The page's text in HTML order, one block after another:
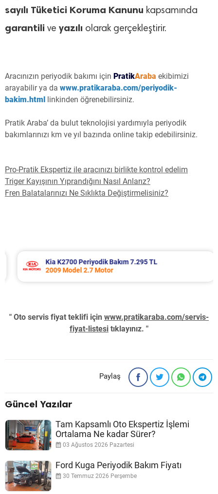
sayılı Tüketici Koruma Kanunu kapsamında
garantili ve yazılı olarak gerçekleştirir.
Aracınızın periyodik bakımı için PratikAraba ekibimizi
arayabilir ya da www.pratikaraba.com/periyodik-
bakim.html linkinden öğrenebilirsiniz.
Pratik Araba’ da bulut teknolojisi yardımıyla periyodik
bakımlarınızı km ve yıl bazında online takip edebilirsiniz.
Pro-Pratik Ekspertiz ile aracınızı birlikte kontrol edelim
Triger Kayışının Yıprandığını Nasıl Anlarız?
Fren Balatalarınızı Ne Sıklıkta Değiştirmelisiniz?
Kia K2700 Periyodik Bakım 7.295 TL
2009 Model 2.7 Motor
" Oto servis fiyat teklifi için www.pratikaraba.com/servis-
fiyat-listesi tıklayınız. "
Paylaş
Güncel Yazılar
Tam Kapsamlı Oto Ekspertiz İşlemi
Ortalama Ne kadar Sürer?
03 Ağustos 2026 Pazartesi
Ford Kuga Periyodik Bakım Fiyatı
30 Temmuz 2026 Perşembe